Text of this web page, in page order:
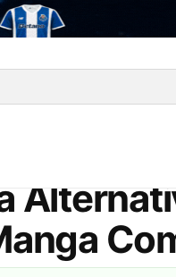
- Manga Comprida